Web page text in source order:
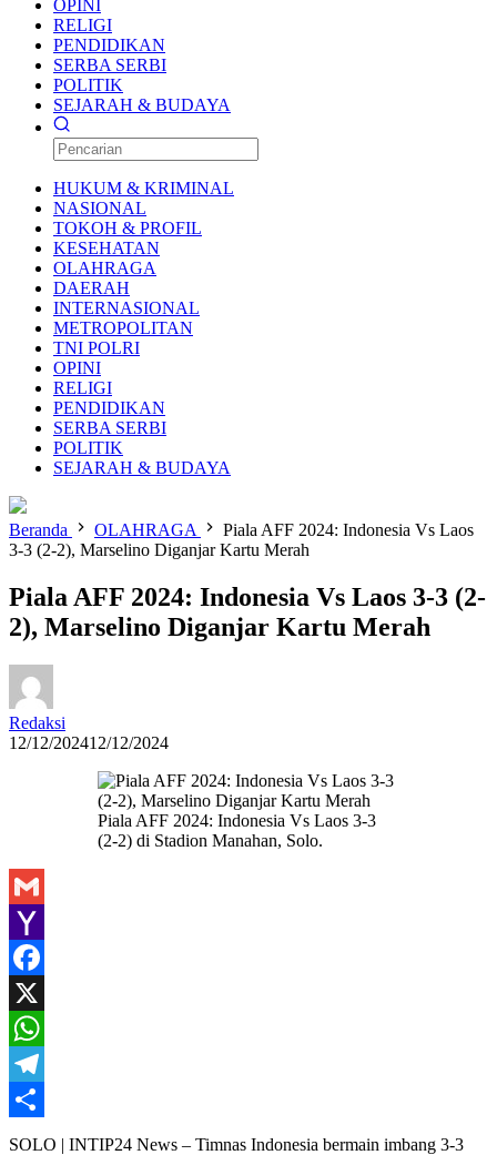
OPINI
RELIGI
PENDIDIKAN
SERBA SERBI
POLITIK
SEJARAH & BUDAYA
HUKUM & KRIMINAL
NASIONAL
TOKOH & PROFIL
KESEHATAN
OLAHRAGA
DAERAH
INTERNASIONAL
METROPOLITAN
TNI POLRI
OPINI
RELIGI
PENDIDIKAN
SERBA SERBI
POLITIK
SEJARAH & BUDAYA
Beranda OLAHRAGA
Piala AFF 2024: Indonesia Vs Laos
3-3 (2-2), Marselino Diganjar Kartu Merah
Piala AFF 2024: Indonesia Vs Laos 3-3 (2-
2), Marselino Diganjar Kartu Merah
Redaksi
12/12/202412/12/2024
Piala AFF 2024: Indonesia Vs Laos 3-3
(2-2) di Stadion Manahan, Solo.
Gmail
Yahoo
Mail
Facebook
X
WhatsApp
Telegram
Share
SOLO | INTIP24 News – Timnas Indonesia bermain imbang 3-3